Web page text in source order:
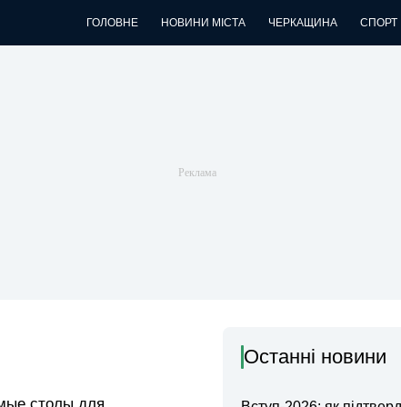
ГОЛОВНЕ НОВИНИ МІСТА ЧЕРКАЩИНА СПОРТ
Останні новини